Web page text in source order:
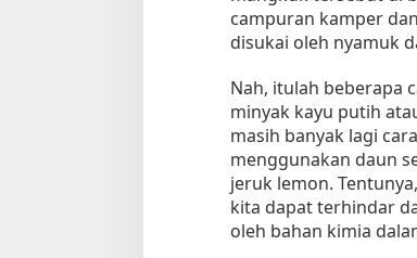
campuran kamper
disukai oleh nyamuk
Nah, itulah beberapa
minyak kayu putih
masih banyak lagi
menggunakan daun
jeruk lemon.
kita dapat terhindar
oleh bahan kimia